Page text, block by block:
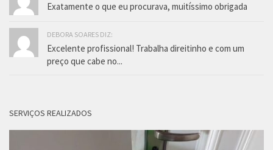
Exatamente o que eu procurava, muitíssimo obrigada
DEBORA SOARES DIZ:
Excelente profissional! Trabalha direitinho e com um
preço que cabe no...
SERVIÇOS REALIZADOS